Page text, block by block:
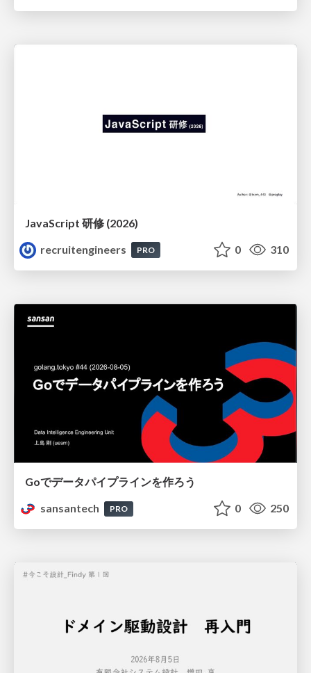
JavaScript 研修 (2026)
recruitengineers
PRO 0 310
Goでデータパイプラインを作ろう
sansantech
PRO 0 250